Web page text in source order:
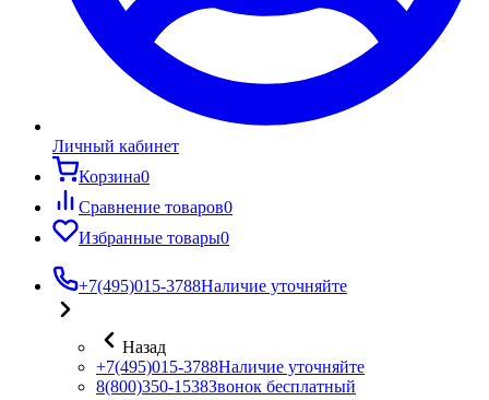
Личный кабинет
Корзина0
Сравнение товаров0
Избранные товары0
+7(495)015-3788Наличие уточняйте
Назад
+7(495)015-3788Наличие уточняйте
8(800)350-1538Звонок бесплатный